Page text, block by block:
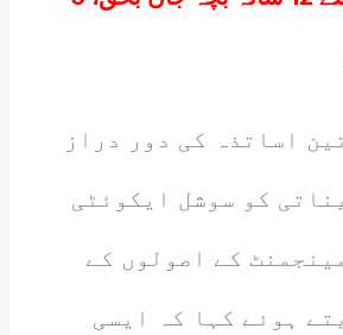
اساتذہ کی دور دراز
کو سوشل ایکوئٹی
کے اصولوں کے
ہوئے کہا کہ ایسی